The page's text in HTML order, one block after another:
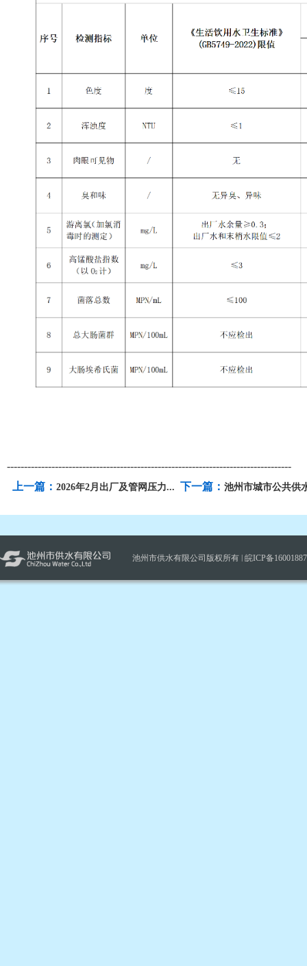
-----------------------------------------------------------------------------------
上一篇： 2026年2月出厂及管网压力... 下一篇： 池州市城市公共供
池州市供水有限公司版权所有 | 皖ICP备